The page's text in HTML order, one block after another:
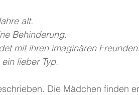
alt.
Behinderung.
mit ihren imaginären Freunden.
lieber Typ.
Die Mädchen finden